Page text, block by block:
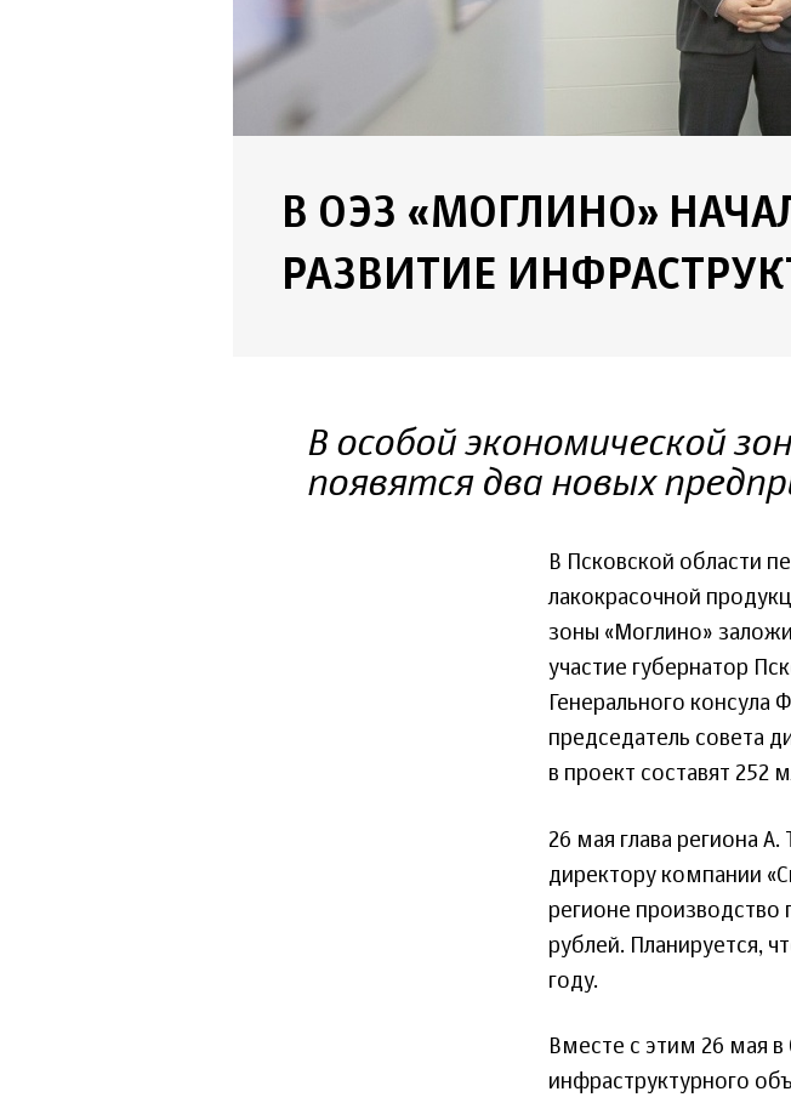
В ОЭЗ «МОГЛИНО»
РАЗВИТИЕ
В особой экономической
появятся два новых
В Псковской области
лакокрасочной
зоны «Моглино»
участие губернатор
Генерального
председатель совета
в проект составят 252
26 мая глава региона
директору компании
регионе
рублей. Планируется,
году.
Вместе с этим 26 мая в
инфраструктурного